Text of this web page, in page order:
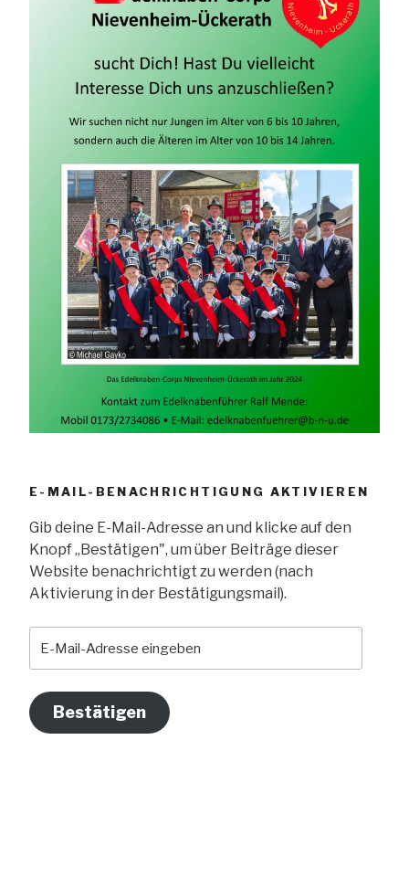
E-MAIL-BENACHRICHTIGUNG AKTIVIEREN
Gib deine E-Mail-Adresse an und klicke auf den
Knopf „Bestätigen", um über Beiträge dieser
Website benachrichtigt zu werden (nach
Aktivierung in der Bestätigungsmail).
Mail-
eingeben
Bestätigen